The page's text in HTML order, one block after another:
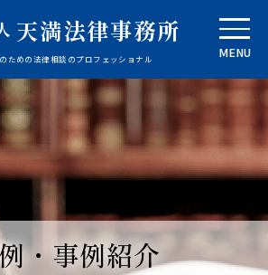
天満法律事務所
ための法律相談のプロフェッショナル MENU
・事例紹介